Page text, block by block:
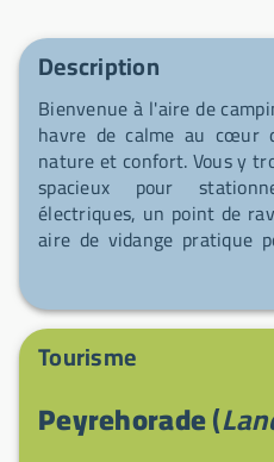
Description
Bienvenue à l'aire de
havre de calme au cœur
nature et confort. Vous y
spacieux pour
électriques, un point de
aire de vidange pratique
Idéale pour une halte
convivialité.
Tourisme
Peyrehorade(